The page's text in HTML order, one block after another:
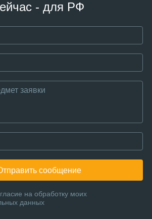
- для РФ
сообщение
на обработку моих
данных